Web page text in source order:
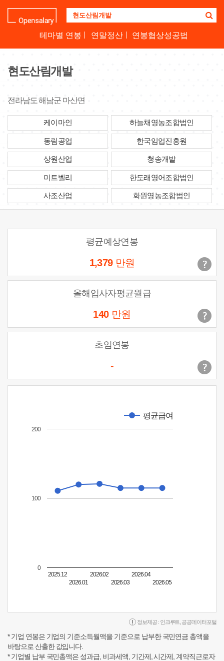
업
명
하
테마별 연봉 연말정산 연봉협상성공법
현도산림개발
전라남도 해남군 마산면
케이마인 하늘채영농조합법인
동림공업 한국임업진흥원
상원산업 청송개발
미트벨리 한도래영어조합법인
사조산업 화원영농조합법인
평균예상연봉
1,379 만원
올해입사자평균월급
140 만원
초임연봉
-
평균급여
2025.12
2026.01
2026.02
2026.03
2026.04
2026.05
0
100
200
정보제공 : 인크루트 공공데이터포털
* 기업 연봉은 기업의 기준소득월액을 기준으로 납부한 국민연금 총액을
바탕으로 산출한 값입니다.
* 기업별 납부 국민총액은 성과급, 비과세액, 기간제, 시간제, 계약직근로자